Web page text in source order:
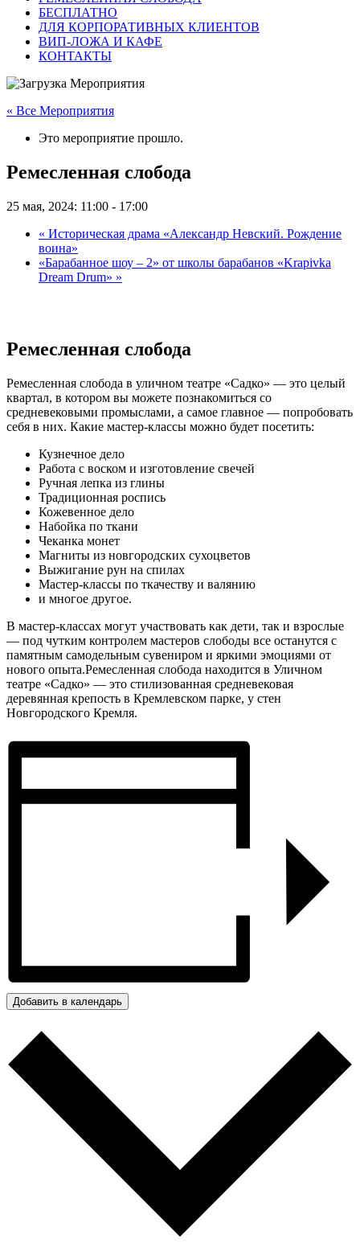
БЕСПЛАТНО
ДЛЯ КОРПОРАТИВНЫХ КЛИЕНТОВ
ВИП-ЛОЖА И КАФЕ
КОНТАКТЫ
« Все Мероприятия
Это мероприятие прошло.
Ремесленная слобода
25 мая, 2024: 11:00 - 17:00
« Историческая драма «Александр Невский. Рождение
воина»
«Барабанное шоу – 2» от школы барабанов «Krapivka
Dream Drum» »
Ремесленная слобода
Ремесленная слобода в уличном театре «Садко» — это целый
квартал, в котором вы можете познакомиться со
средневековыми промыслами, а самое главное — попробовать
себя в них. Какие мастер-классы можно будет посетить:
⁠Кузнечное дело
Работа с воском и изготовление свечей
Ручная лепка из глины
Традиционная роспись
Кожевенное дело
Набойка по ткани
Чеканка монет
Магниты из новгородских сухоцветов
Выжигание рун на спилах
Мастер-классы по ткачеству и валянию
и многое другое.
В мастер-классах могут участвовать как дети, так и взрослые
— под чутким контролем мастеров слободы все останутся с
памятным самодельным сувениром и яркими эмоциями от
нового опыта.Ремесленная слобода находится в Уличном
театре «Садко» — это стилизованная средневековая
деревянная крепость в Кремлевском парке, у стен
Новгородского Кремля.
Добавить в календарь